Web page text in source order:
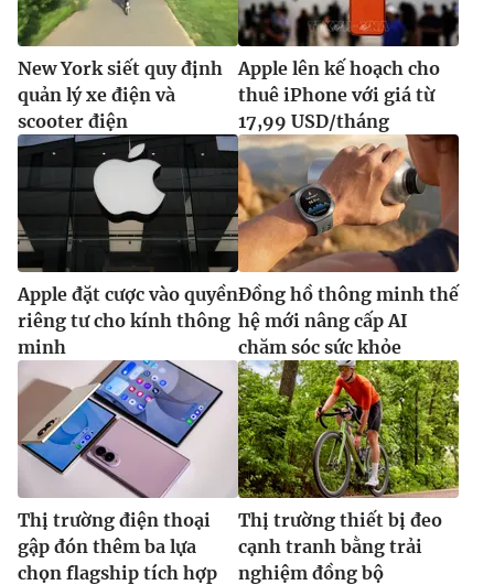
New York siết quy định
quản lý xe điện và
scooter điện
Apple lên kế hoạch cho
thuê iPhone với giá từ
17,99 USD/tháng
Apple đặt cược vào quyền
riêng tư cho kính thông
minh
Đồng hồ thông minh thế
hệ mới nâng cấp AI
chăm sóc sức khỏe
Thị trường điện thoại
gập đón thêm ba lựa
chọn flagship tích hợp
Thị trường thiết bị đeo
cạnh tranh bằng trải
nghiệm đồng bộ